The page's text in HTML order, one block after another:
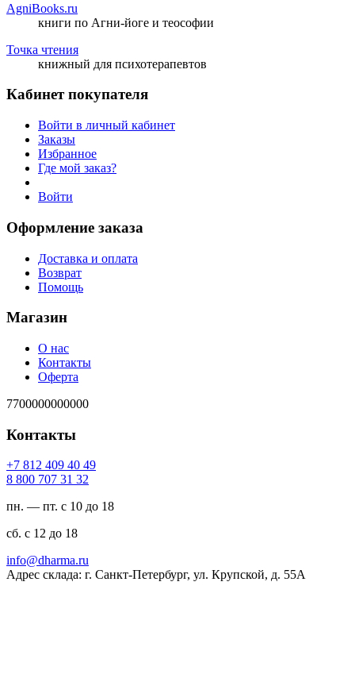
AgniBooks.ru
книги по Агни-йоге и теософии
Точка чтения
книжный для психотерапевтов
Кабинет покупателя
Войти в личный кабинет
Заказы
Избранное
Где мой заказ?
Войти
Оформление заказа
Доставка и оплата
Возврат
Помощь
Магазин
О нас
Контакты
Оферта
7700000000000
Контакты
94 04 904 218 7+
23 13 707 008 8
пн. — пт. с 10 до 18
сб. с 12 до 18
ur.amrahd@ofni
Адрес склада: г. Санкт-Петербург, ул. Крупской, д. 55А